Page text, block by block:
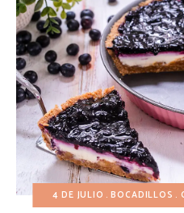
4 DE JULIO BOCADILLOS